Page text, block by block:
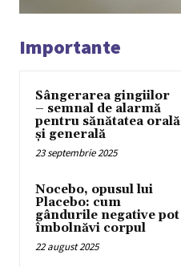
Importante
Sângerarea gingiilor
– semnal de alarmă
pentru sănătatea orală
și generală
23 septembrie 2025
Nocebo, opusul lui
Placebo: cum
gândurile negative pot
îmbolnăvi corpul
22 august 2025